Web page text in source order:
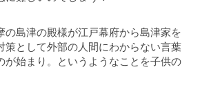
の島津の殿様が江戸幕府から島津家を
策として外部の人間にわからない言葉
が始まり。というようなことを子供の